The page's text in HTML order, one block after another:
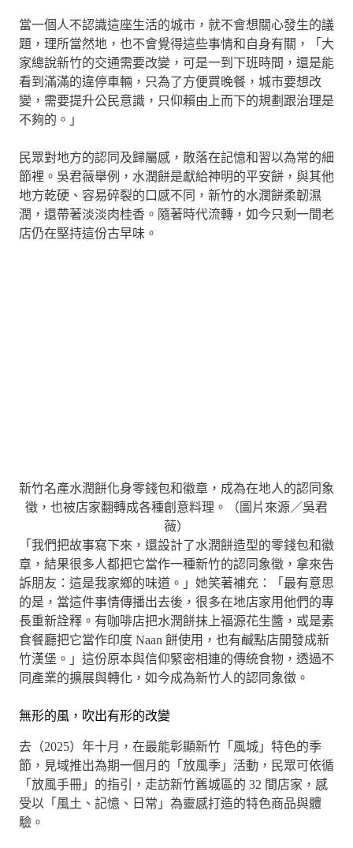
當一個人不認識這座生活的城市，就不會想關心發生的議
題，理所當然地，也不會覺得這些事情和自身有關，「大
家總說新竹的交通需要改變，可是一到下班時間，還是能
看到滿滿的違停車輛，只為了方便買晚餐，城市要想改
變，需要提升公民意識，只仰賴由上而下的規劃跟治理是
不夠的。」
民眾對地方的認同及歸屬感，散落在記憶和習以為常的細
節裡。吳君薇舉例，水潤餅是獻給神明的平安餅，與其他
地方乾硬、容易碎裂的口感不同，新竹的水潤餅柔韌濕
潤，還帶著淡淡肉桂香。隨著時代流轉，如今只剩一間老
店仍在堅持這份古早味。
新竹名產水潤餅化身零錢包和徽章，成為在地人的認同象
徵，也被店家翻轉成各種創意料理。（圖片來源／吳君
薇）
「我們把故事寫下來，還設計了水潤餅造型的零錢包和徽
章，結果很多人都把它當作一種新竹的認同象徵，拿來告
訴朋友：這是我家鄉的味道。」她笑著補充：「最有意思
的是，當這件事情傳播出去後，很多在地店家用他們的專
長重新詮釋。有咖啡店把水潤餅抹上福源花生醬，或是素
食餐廳把它當作印度 Naan 餅使用，也有鹹點店開發成新
竹漢堡。」這份原本與信仰緊密相連的傳統食物，透過不
同產業的擴展與轉化，如今成為新竹人的認同象徵。
無形的風，吹出有形的改變
去（2025）年十月，在最能彰顯新竹「風城」特色的季
節，見域推出為期一個月的「放風季」活動，民眾可依循
「放風手冊」的指引，走訪新竹舊城區的 32 間店家，感
受以「風土、記憶、日常」為靈感打造的特色商品與體
驗。